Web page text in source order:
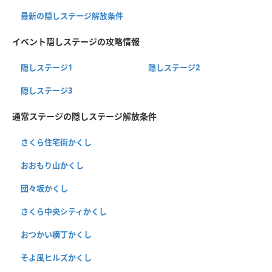
最新の隠しステージ解放条件
イベント隠しステージの攻略情報
隠しステージ1 隠しステージ2
隠しステージ3
通常ステージの隠しステージ解放条件
さくら住宅街かくし
おおもり山かくし
団々坂かくし
さくら中央シティかくし
おつかい横丁かくし
そよ風ヒルズかくし